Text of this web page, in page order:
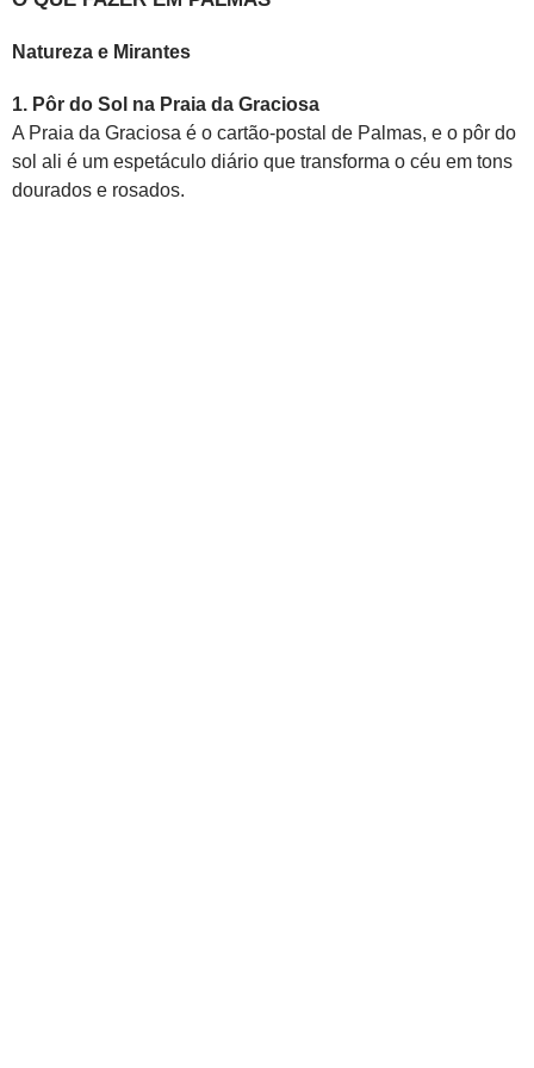
Natureza e Mirantes
1. Pôr do Sol na Praia da Graciosa
A Praia da Graciosa é o cartão-postal de Palmas, e o pôr do
sol ali é um espetáculo diário que transforma o céu em tons
dourados e rosados.